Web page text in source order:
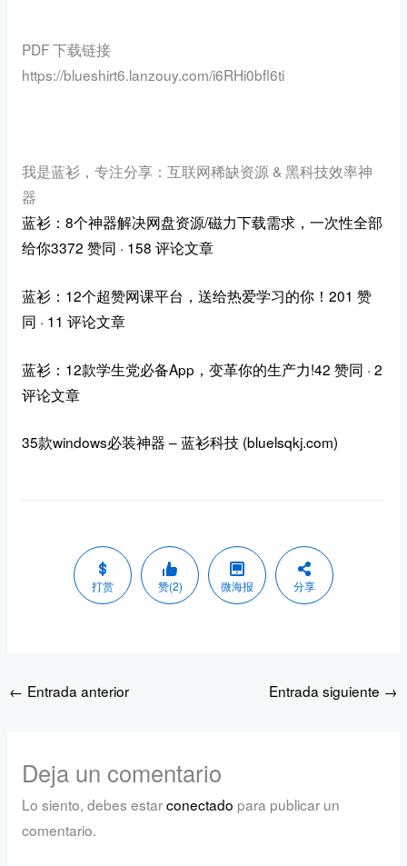
PDF 下载链接
https://blueshirt6.lanzouy.com/i6RHi0bfl6ti
我是蓝衫，专注分享：互联网稀缺资源 & 黑科技效率神
器
蓝衫：8个神器解决网盘资源/磁力下载需求，一次性全部
给你3372 赞同 · 158 评论文章
蓝衫：12个超赞网课平台，送给热爱学习的你！201 赞
同 · 11 评论文章
蓝衫：12款学生党必备App，变革你的生产力!42 赞同 · 2
评论文章
35款windows必装神器 – 蓝衫科技 (bluelsqkj.com)
打赏 赞(2) 微海报 分享
← Entrada anterior Entrada siguiente →
Deja un comentario
Lo siento, debes estarconectado para publicar un
comentario.